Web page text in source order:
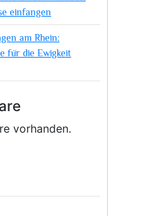
einfangen
am Rhein:
für die Ewigkeit
vorhanden.